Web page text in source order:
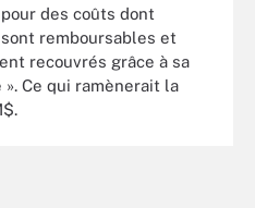
des coûts dont
remboursables et
recouvrés grâce à sa
Ce qui ramènerait la